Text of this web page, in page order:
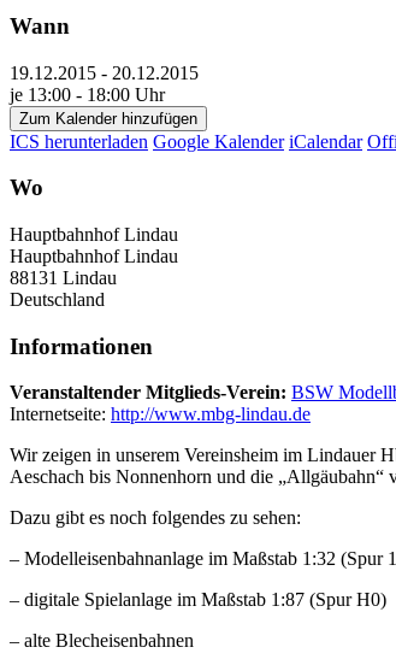
Wann
19.12.2015 - 20.12.2015
je 13:00 - 18:00 Uhr
Zum Kalender hinzufügen
ICS herunterladen Google Kalender iCalendar
Wo
Hauptbahnhof Lindau
Hauptbahnhof Lindau
88131 Lindau
Deutschland
Informationen
Veranstaltender Mitglieds-Verein: BSW
Internetseite: http://www.mbg-lindau.de
Wir zeigen in unserem Vereinsheim im Lindauer
Aeschach bis Nonnenhorn und die „Allgäubahn“
Dazu gibt es noch folgendes zu sehen:
– Modelleisenbahnanlage im Maßstab 1:32 (Spur
– digitale Spielanlage im Maßstab 1:87 (Spur H0)
– alte Blecheisenbahnen